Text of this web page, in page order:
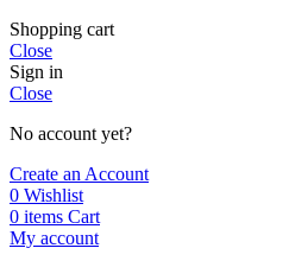
Shopping cart
Close
Sign in
Close
No account yet?
Create an Account
0 Wishlist
0 items Cart
My account